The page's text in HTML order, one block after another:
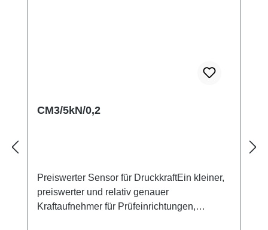
CM3/5kN/0,2
Preiswerter Sensor für DruckkraftEin kleiner,
preiswerter und relativ genauer
Kraftaufnehmer für Prüfeinrichtungen,